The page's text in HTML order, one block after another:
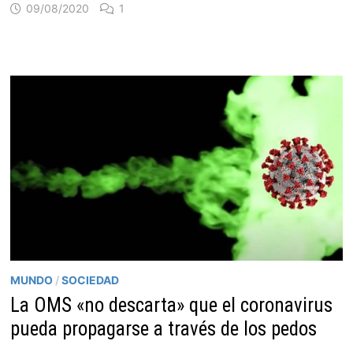
09/08/2020 1
MUNDO /SOCIEDAD
La OMS «no descarta» que el coronavirus
pueda propagarse a través de los pedos